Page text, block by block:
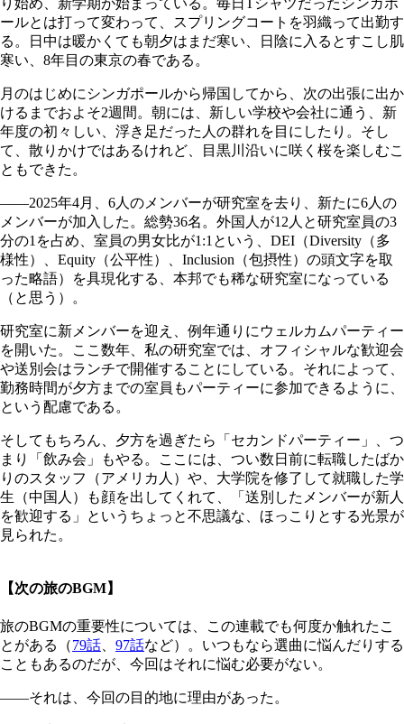
ールとは打って変わって、スプリングコートを羽織って出勤す
る。日中は暖かくても朝夕はまだ寒い、日陰に入るとすこし肌
寒い、8年目の東京の春である。
月のはじめにシンガポールから帰国してから、次の出張に出か
けるまでおよそ2週間。朝には、新しい学校や会社に通う、新
年度の初々しい、浮き足だった人の群れを目にしたり。そし
て、散りかけではあるけれど、目黒川沿いに咲く桜を楽しむこ
ともできた。
――2025年4月、6人のメンバーが研究室を去り、新たに6人の
メンバーが加入した。総勢36名。外国人が12人と研究室員の3
分の1を占め、室員の男女比が1:1という、DEI（Diversity（多
様性）、Equity（公平性）、Inclusion（包摂性）の頭文字を取
った略語）を具現化する、本邦でも稀な研究室になっている
（と思う）。
研究室に新メンバーを迎え、例年通りにウェルカムパーティー
を開いた。ここ数年、私の研究室では、オフィシャルな歓迎会
や送別会はランチで開催することにしている。それによって、
勤務時間が夕方までの室員もパーティーに参加できるように、
という配慮である。
そしてもちろん、夕方を過ぎたら「セカンドパーティー」、つ
まり「飲み会」もやる。ここには、つい数日前に転職したばか
りのスタッフ（アメリカ人）や、大学院を修了して就職した学
生（中国人）も顔を出してくれて、「送別したメンバーが新人
を歓迎する」というちょっと不思議な、ほっこりとする光景が
見られた。
【次の旅のBGM】
旅のBGMの重要性については、この連載でも何度か触れたこ
とがある（79話 97話など）。いつもなら選曲に悩んだりする
こともあるのだが、今回はそれに悩む必要がない。
――それは、今回の目的地に理由があった。